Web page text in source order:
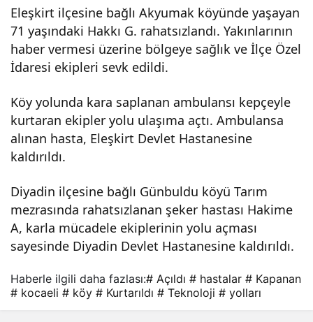
Eleşkirt ilçesine bağlı Akyumak köyünde yaşayan
71 yaşındaki Hakkı G. rahatsızlandı. Yakınlarının
haber vermesi üzerine bölgeye sağlık ve İlçe Özel
İdaresi ekipleri sevk edildi.
Köy yolunda kara saplanan ambulansı kepçeyle
kurtaran ekipler yolu ulaşıma açtı. Ambulansa
alınan hasta, Eleşkirt Devlet Hastanesine
kaldırıldı.
Diyadin ilçesine bağlı Günbuldu köyü Tarım
mezrasında rahatsızlanan şeker hastası Hakime
A, karla mücadele ekiplerinin yolu açması
sayesinde Diyadin Devlet Hastanesine kaldırıldı.
arı
açıl
hast
alar
kurt
arıld
ı
Haberle ilgili daha fazlası:# Açıldı # hastalar # Kapanan
# kocaeli # köy # Kurtarıldı # Teknoloji # yolları